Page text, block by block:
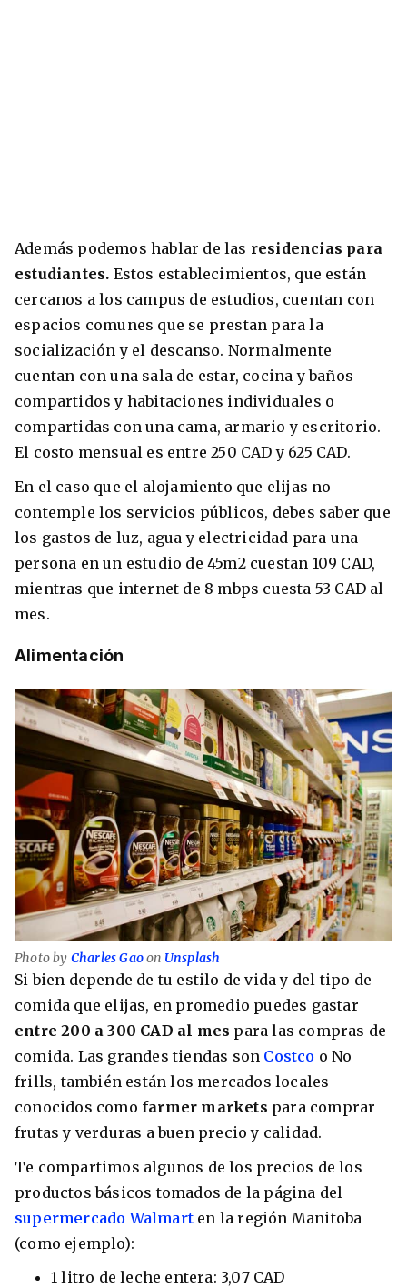
Además podemos hablar de las residencias para
estudiantes. Estos establecimientos, que están
cercanos a los campus de estudios, cuentan con
espacios comunes que se prestan para la
socialización y el descanso. Normalmente
cuentan con una sala de estar, cocina y baños
compartidos y habitaciones individuales o
compartidas con una cama, armario y escritorio.
El costo mensual es entre 250 CAD y 625 CAD.
En el caso que el alojamiento que elijas no
contemple los servicios públicos, debes saber que
los gastos de luz, agua y electricidad para una
persona en un estudio de 45m2 cuestan 109 CAD,
mientras que internet de 8 mbps cuesta 53 CAD al
mes.
Alimentación
Photo by Charles Gaoon Unsplash
Si bien depende de tu estilo de vida y del tipo de
comida que elijas, en promedio puedes gastar
entre 200 a 300 CAD al mes para las compras de
comida. Las grandes tiendas son Costco o No
frills, también están los mercados locales
conocidos como farmer markets para comprar
frutas y verduras a buen precio y calidad.
Te compartimos algunos de los precios de los
productos básicos tomados de la página del
supermercado Walmart en la región Manitoba
(como ejemplo):
1 litro de leche entera: 3,07 CAD